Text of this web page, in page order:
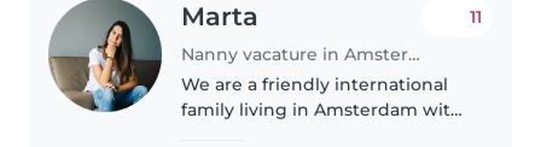
Marta
Nanny vacature in Amsterdam
11
We are a friendly international
family living in Amsterdam with